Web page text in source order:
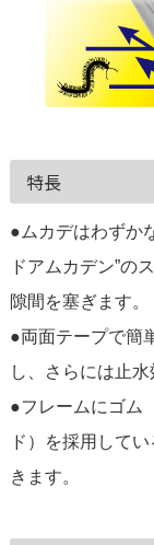
特長
●ムカデはわずか
ドアムカデン”の
隙間を塞ぎます。
●両面テープで簡
し、さらには止水
●フレームにゴム
ド）を採用して
きます。